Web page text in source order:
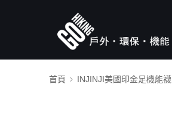
首頁 INJINJI美國印金足機能襪